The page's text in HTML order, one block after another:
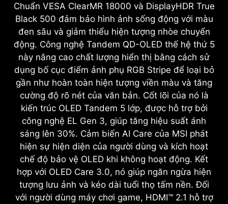
Chuẩn VESA ClearMR 18000 và DisplayHDR True
Black 500 đảm bảo hình ảnh sống động với màu
đen sâu và giảm thiểu hiện tượng nhòe chuyển
động. Công nghệ Tandem QD-OLED thế hệ thứ 5
này nâng cao chất lượng hiển thị bằng cách sử
dụng bố cục điểm ảnh phụ RGB Stripe để loại bỏ
gần như hoàn toàn hiện tượng viền màu và tăng
cường độ rõ nét của văn bản. Cốt lõi của nó là
kiến ​​trúc OLED Tandem 5 lớp, được hỗ trợ bởi
công nghệ EL Gen 3, giúp tăng hiệu suất ánh
sáng lên 30%. Cảm biến AI Care của MSI phát
hiện sự hiện diện của người dùng và kích hoạt
chế độ bảo vệ OLED khi không hoạt động. Kết
hợp với OLED Care 3.0, nó giúp ngăn ngừa hiện
tượng lưu ảnh và kéo dài tuổi thọ tấm nền. Đối
với người dùng máy chơi game, HDMI™ 2.1 hỗ trợ